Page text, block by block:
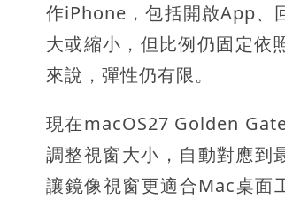
作iPhone，包括開啟App、
大或縮小，但比例仍固定依
來說，彈性仍有限。
現在macOS27 Golden
調整視窗大小，自動對應到
讓鏡像視窗更適合Mac桌面